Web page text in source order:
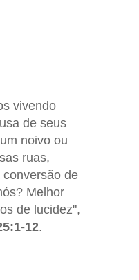
vivendo
de seus
noivo ou
ruas,
de
Melhor
de lucidez",
12.